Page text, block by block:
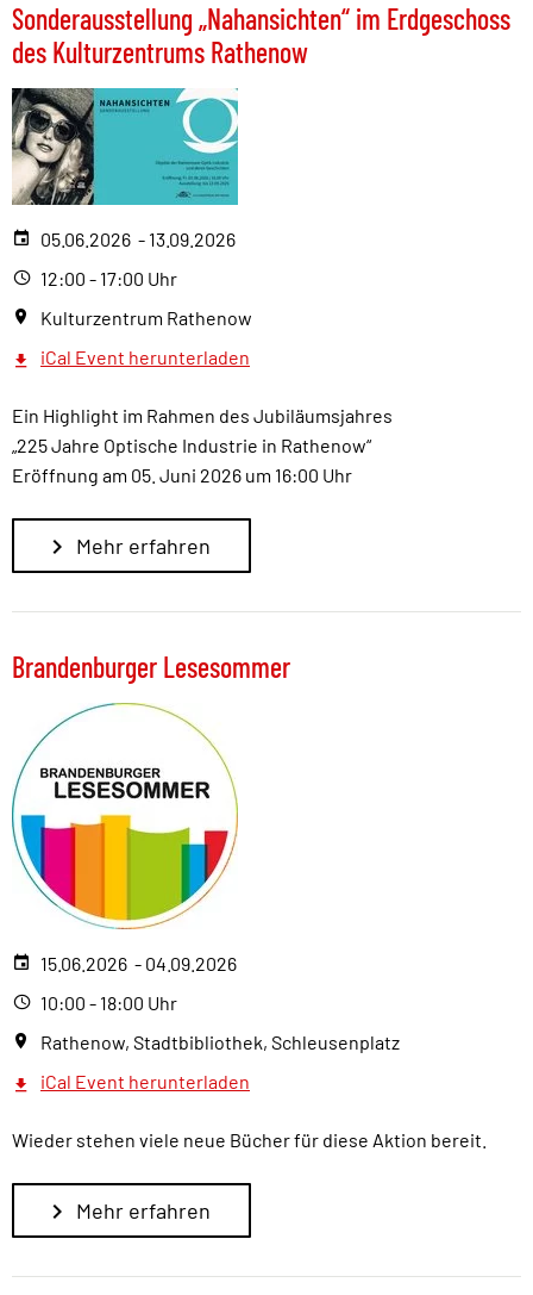
Sonderausstellung „Nahansichten“ im Erdgeschoss
des Kulturzentrums Rathenow
05.06.2026 - 13.09.2026
12:00 - 17:00 Uhr
Kulturzentrum Rathenow
iCal Event herunterladen
Ein Highlight im Rahmen des Jubiläumsjahres
„225 Jahre Optische Industrie in Rathenow“
Eröffnung am 05. Juni 2026 um 16:00 Uhr
Mehr erfahren
Brandenburger Lesesommer
15.06.2026 - 04.09.2026
10:00 - 18:00 Uhr
Rathenow, Stadtbibliothek, Schleusenplatz
iCal Event herunterladen
Wieder stehen viele neue Bücher für diese Aktion bereit.
Mehr erfahren